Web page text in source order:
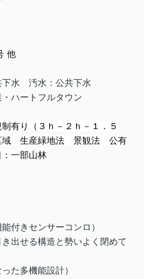
他
下水 汚水：公共下水
・ハートフルタウン
有り（３ｈ－２ｈ－１．５
域 生産緑地法 景観法 公有
一部山林
付きセンサーコンロ）
出せる構造と勢いよく閉めて
た多機能設計）